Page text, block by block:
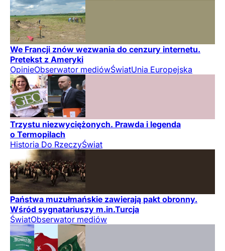
We Francji znów wezwania do cenzury internetu.
Pretekst z Ameryki
OpinieObserwator mediówŚwiatUnia Europejska
Trzystu niezwyciężonych. Prawda i legenda
o Termopilach
Historia Do RzeczyŚwiat
Państwa muzułmańskie zawierają pakt obronny.
Wśród sygnatariuszy m.in.Turcja
ŚwiatObserwator mediów